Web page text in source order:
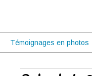
Témoignages en photos